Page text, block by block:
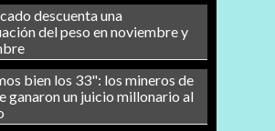
descuenta una
del peso en noviembre y
bien los 33": los mineros de
ganaron un juicio millonario al